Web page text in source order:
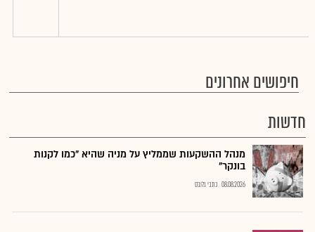
חיפושים אחרונים
חדשות
מנהל ההשקעות שממליץ על מניה שהיא "כמו לקנות
בונקר"
08.08.2026 כתבי גלובס